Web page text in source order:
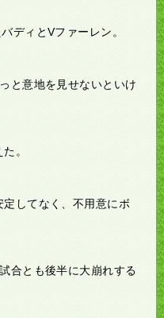
ディとVファーレン。
と意地を見せないといけ
。
してなく、不用意にボ
合とも後半に大崩れする